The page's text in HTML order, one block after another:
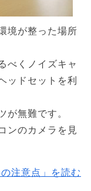
境が整った場所
べくノイズキャ
ッドセットを利
が無難です。
ンのカメラを見
注意点」を読む